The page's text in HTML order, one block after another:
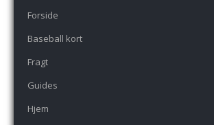
Forside
Baseball kort
Fragt
Guides
Hjem